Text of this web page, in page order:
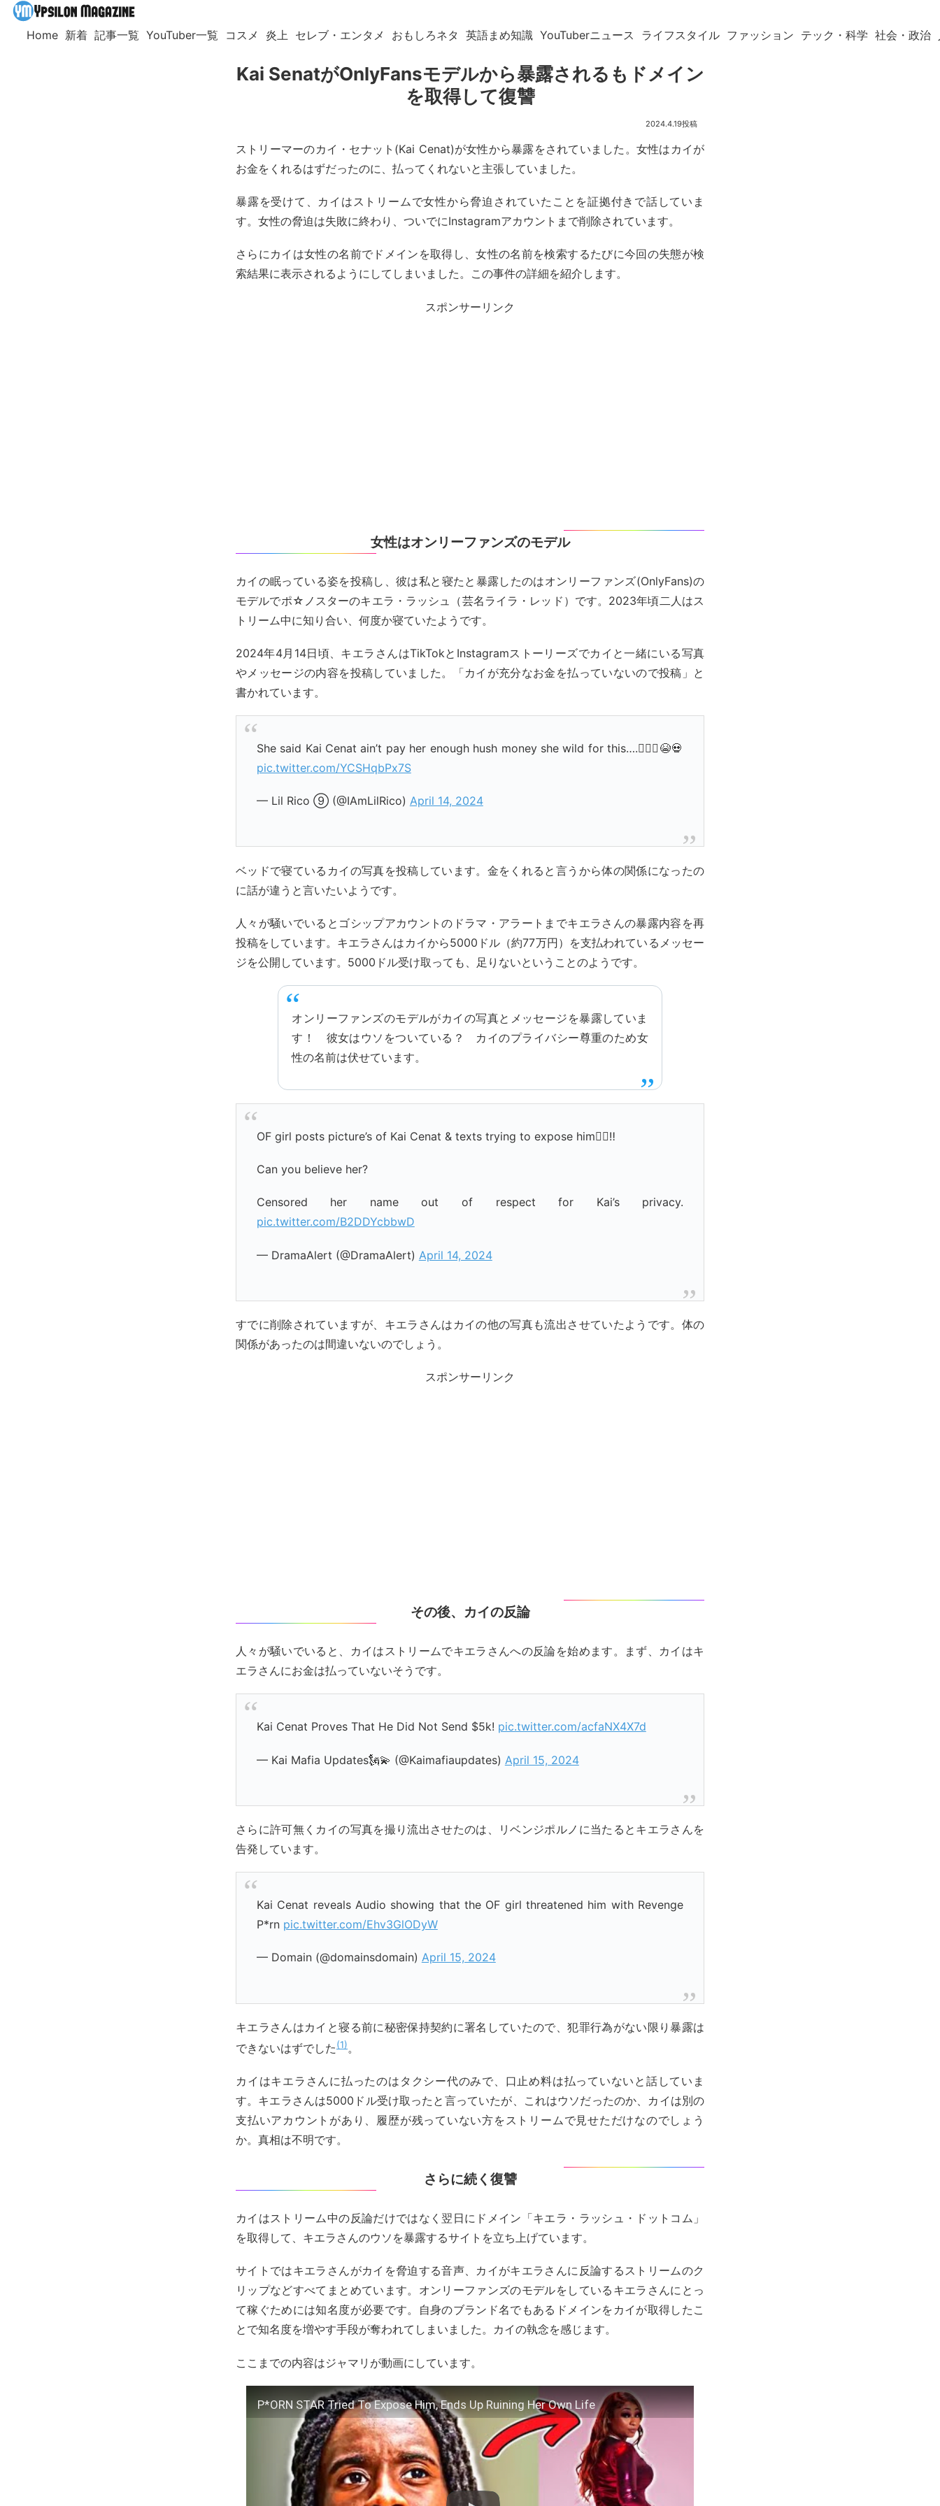
Home 新着 記事一覧 YouTuber一覧 コスメ 炎上 セレブ・エンタメ おもしろネタ 英語まめ知識 YouTuberニュース ライフスタイル ファッション テック・科学 社会・政治
Kai SenatがOnlyFansモデルから暴露されるもドメイン
を取得して復讐
2024.4.19
ストリーマーのカイ・セナット(Kai Cenat)が女性から暴露をされていました。女性はカイが
お金をくれるはずだったのに、払ってくれないと主張していました。
暴露を受けて、カイはストリームで女性から脅迫されていたことを証拠付きで話していま
す。女性の脅迫は失敗に終わり、ついでにInstagramアカウントまで削除されています。
さらにカイは女性の名前でドメインを取得し、女性の名前を検索するたびに今回の失態が検
索結果に表示されるようにしてしまいました。この事件の詳細を紹介します。
スポンサーリンク
女性はオンリーファンズのモデル
カイの眠っている姿を投稿し、彼は私と寝たと暴露したのはオンリーファンズ(OnlyFans)の
モデルでポ☆ノスターのキエラ・ラッシュ（芸名ライラ・レッド）です。2023年頃二人はス
トリーム中に知り合い、何度か寝ていたようです。
2024年4月14日頃、キエラさんはTikTokとInstagramストーリーズでカイと一緒にいる写真
やメッセージの内容を投稿していました。「カイが充分なお金を払っていないので投稿」と
書かれています。
She said Kai Cenat ain’t pay her enough hush money she wild for this….🤦🏽‍♂️😭💀
pic.twitter.com/YCSHqbPx7S
— Lil Rico ⑨ (@IAmLilRico) April 14, 2024
ベッドで寝ているカイの写真を投稿しています。金をくれると言うから体の関係になったの
に話が違うと言いたいようです。
人々が騒いでいるとゴシップアカウントのドラマ・アラートまでキエラさんの暴露内容を再
投稿をしています。キエラさんはカイから5000ドル（約77万円）を支払われているメッセー
ジを公開しています。5000ドル受け取っても、足りないということのようです。
オンリーファンズのモデルがカイの写真とメッセージを暴露していま
す！ 彼女はウソをついている？ カイのプライバシー尊重のため女
性の名前は伏せています。
OF girl posts picture’s of Kai Cenat & texts trying to expose him🤦‍♂️‼️
Can you believe her?
Censored her name out of respect for Kai’s privacy.
pic.twitter.com/B2DDYcbbwD
— DramaAlert (@DramaAlert) April 14, 2024
すでに削除されていますが、キエラさんはカイの他の写真も流出させていたようです。体の
関係があったのは間違いないのでしょう。
スポンサーリンク
その後、カイの反論
人々が騒いでいると、カイはストリームでキエラさんへの反論を始めます。まず、カイはキ
エラさんにお金は払っていないそうです。
Kai Cenat Proves That He Did Not Send $5k! pic.twitter.com/acfaNX4X7d
— Kai Mafia Updates🗽💫 (@Kaimafiaupdates) April 15, 2024
さらに許可無くカイの写真を撮り流出させたのは、リベンジポルノに当たるとキエラさんを
告発しています。
Kai Cenat reveals Audio showing that the OF girl threatened him with Revenge
P*rn pic.twitter.com/Ehv3GlODyW
— Domain (@domainsdomain) April 15, 2024
キエラさんはカイと寝る前に秘密保持契約に署名していたので、犯罪行為がない限り暴露は
できないはずでした 1 。
カイはキエラさんに払ったのはタクシー代のみで、口止め料は払っていないと話していま
す。キエラさんは5000ドル受け取ったと言っていたが、これはウソだったのか、カイは別の
支払いアカウントがあり、履歴が残っていない方をストリームで見せただけなのでしょう
か。真相は不明です。
さらに続く復讐
カイはストリーム中の反論だけではなく翌日にドメイン「キエラ・ラッシュ・ドットコム」
を取得して、キエラさんのウソを暴露するサイトを立ち上げています。
サイトではキエラさんがカイを脅迫する音声、カイがキエラさんに反論するストリームのク
リップなどすべてまとめています。オンリーファンズのモデルをしているキエラさんにとっ
て稼ぐためには知名度が必要です。自身のブランド名でもあるドメインをカイが取得したこ
とで知名度を増やす手段が奪われてしまいました。カイの執念を感じます。
ここまでの内容はジャマリが動画にしています。
P*ORN STAR Tried To Expose Him, Ends Up Ruining Her Own Life